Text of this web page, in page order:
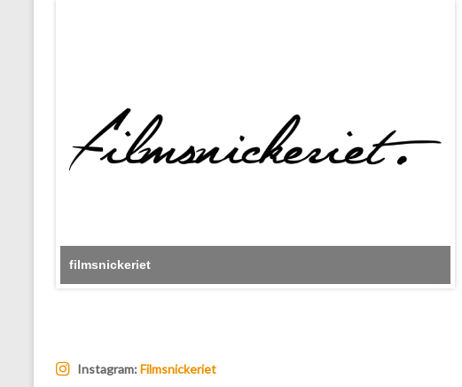
filmsnickeriet
Instagram: Filmsnickeriet